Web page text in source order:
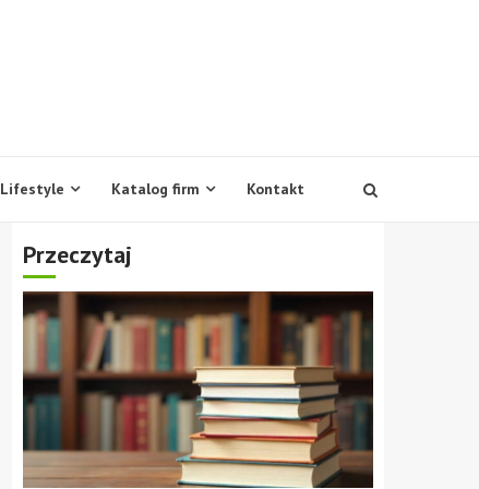
Lifestyle Katalog firm Kontakt
Przeczytaj